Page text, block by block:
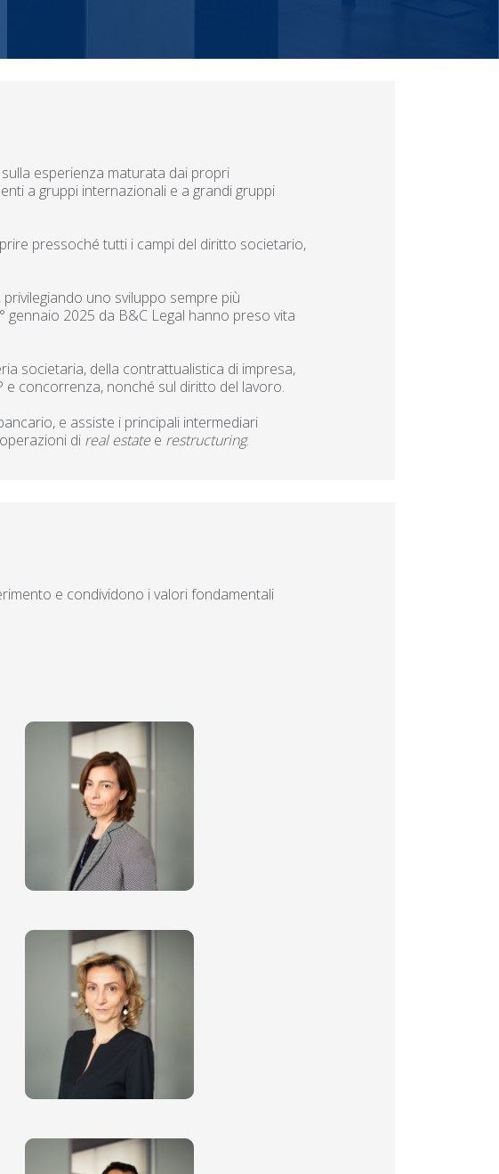
esperienza maturata dai propri
a gruppi internazionali e a grandi gruppi
pressoché tutti i campi del diritto societario,
uno sviluppo sempre più
gennaio 2025 da B&C Legal hanno preso vita
societaria, della contrattualistica di impresa,
concorrenza, nonché sul diritto del lavoro.
e assiste i principali intermediari
di real estatee restructuring.
e condividono i valori fondamentali